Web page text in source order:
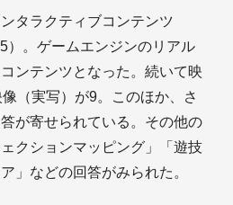
タラクティブコンテンツ
）。ゲームエンジンのリアル
ンテンツとなった。続いて映
（実写）が9。このほか、さ
が寄せられている。その他の
クションマッピング」「遊技
」などの回答がみられた。